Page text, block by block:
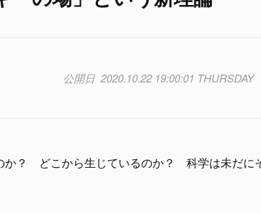
2020.10.22 19:00:01 THURSDAY
か？ どこから生じているのか？ 科学は未だに